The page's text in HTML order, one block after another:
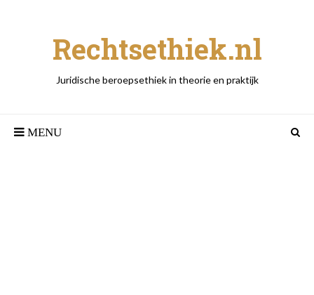
Rechtsethiek.nl
Juridische beroepsethiek in theorie en praktijk